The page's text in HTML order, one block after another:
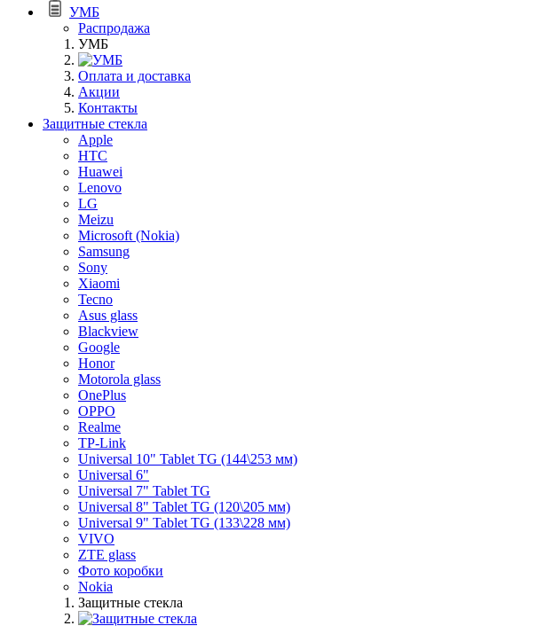
УМБ
Распродажа
УМБ
Оплата и доставка
Акции
Контакты
Защитные стекла
Apple
HTC
Huawei
Lenovo
LG
Meizu
Microsoft (Nokia)
Samsung
Sony
Xiaomi
Tecno
Asus glass
Blackview
Google
Honor
Motorola glass
OnePlus
OPPO
Realme
TP-Link
Universal 10" Tablet TG (144\253 мм)
Universal 6"
Universal 7" Tablet TG
Universal 8" Tablet TG (120\205 мм)
Universal 9" Tablet TG (133\228 мм)
VIVO
ZTE glass
Фото коробки
Nokia
Защитные стекла